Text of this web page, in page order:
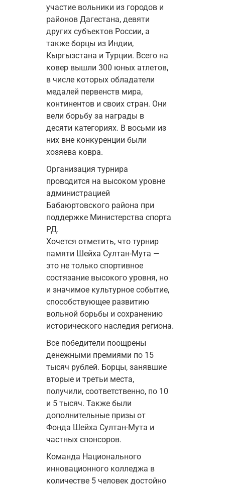
участие вольники из городов и
районов Дагестана, девяти
других субъектов России, а
также борцы из Индии,
Кыргызстана и Турции. Всего на
ковер вышли 300 юных атлетов,
в числе которых обладатели
медалей первенств мира,
континентов и своих стран. Они
вели борьбу за награды в
десяти категориях. В восьми из
них вне конкуренции были
хозяева ковра.
Организация турнира
проводится на высоком уровне
администрацией
Бабаюртовского района при
поддержке Министерства спорта
РД.
Хочется отметить, что турнир
памяти Шейха Султан-Мута —
это не только спортивное
состязание высокого уровня, но
и значимое культурное событие,
способствующее развитию
вольной борьбы и сохранению
исторического наследия региона.
Все победители поощрены
денежными премиями по 15
тысяч рублей. Борцы, занявшие
вторые и третьи места,
получили, соответственно, по 10
и 5 тысяч. Также были
дополнительные призы от
Фонда Шейха Султан-Мута и
частных спонсоров.
Команда Национального
инновационного колледжа в
количестве 5 человек достойно